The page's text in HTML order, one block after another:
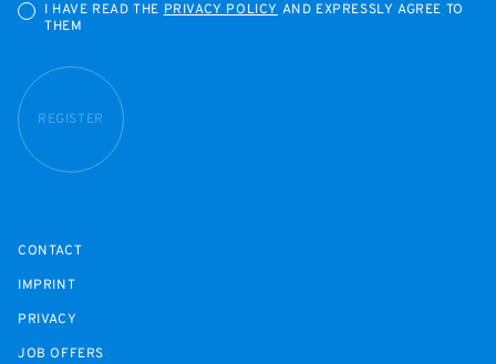
I HAVE READ THEPRIVACY POLICY AND EXPRESSLY AGREE TO
THEM
REGISTER
CONTACT
IMPRINT
PRIVACY
JOB OFFERS